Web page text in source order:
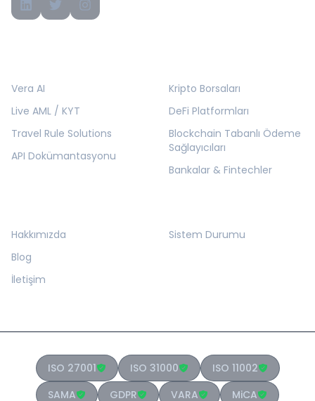
Vera AI
Live AML / KYT
Travel Rule Solutions
API Dokümantasyonu
Kripto Borsaları
DeFi Platformları
Blockchain Tabanlı Ödeme
Sağlayıcıları
Bankalar & Fintechler
Hakkımızda
Blog
İletişim
Sistem Durumu
ISO 27001 ISO 31000
ISO 11002
SAMA
GDPR VARA MiCA